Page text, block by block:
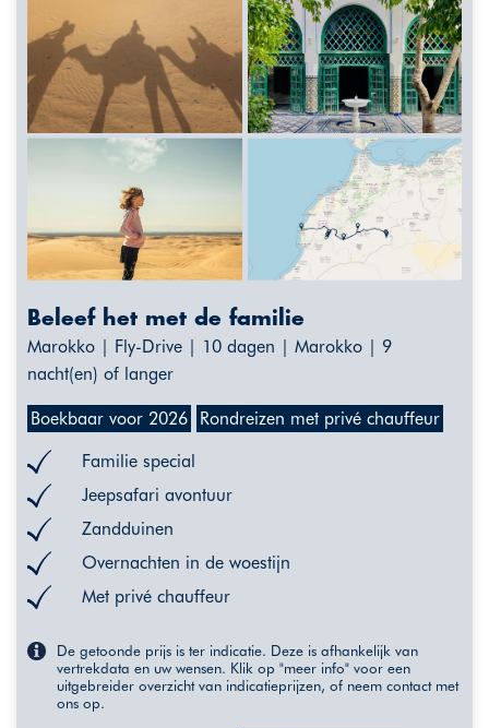
Beleef het met de familie
Marokko | Fly-Drive | 10 dagen | Marokko | 9
nacht(en) of langer
Boekbaar voor 2026 Rondreizen met privé chauffeur
Familie special
Jeepsafari avontuur
Zandduinen
Overnachten in de woestijn
Met privé chauffeur
De getoonde prijs is ter indicatie. Deze is afhankelijk van
vertrekdata en uw wensen. Klik op "meer info" voor een
uitgebreider overzicht van indicatieprijzen, of neem contact met
ons op.